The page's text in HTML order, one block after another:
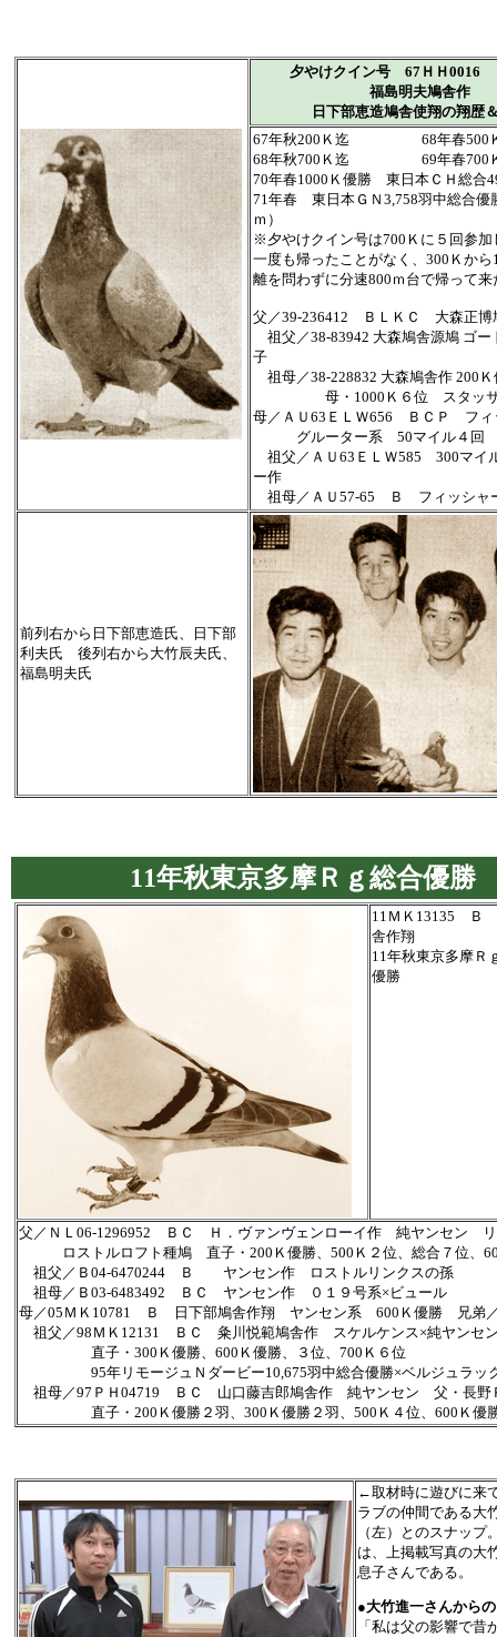
夕やけクイン号 67ＨＨ
福島明夫鳩舎作
日下部恵造鳩舎使翔の翔歴
67年秋200Ｋ迄 68年春500
68年秋700Ｋ迄 69年春700
70年春1000Ｋ優勝 東日本ＣＨ総合
71年春 東日本ＧＮ3,758羽中総合優
ｍ）
※夕やけクイン号は700Ｋに５回参加
一度も帰ったことがなく、300Ｋから
離を問わずに分速800ｍ台で帰って来
父／39-236412 ＢＬＫＣ 大森正博
祖父／38-83942 大森鳩舎源鳩 ゴー
子
祖母／38-228832 大森鳩舎作 200Ｋ
母・1000Ｋ６位 スタッサ
母／ＡＵ63ＥＬＷ656 ＢＣＰ フィ
グルーター系 50マイル４回
祖父／ＡＵ63ＥＬＷ585 300マイ
ー作
祖母／ＡＵ57-65 Ｂ フィッシャ
前列右から日下部恵造氏、日下部
利夫氏 後列右から大竹辰夫氏、
福島明夫氏
11年秋東京多摩Ｒｇ総合優勝
11ＭＫ13135 Ｂ
舎作翔
11年秋東京多摩Ｒ
優勝
父／ＮＬ06-1296952 ＢＣ Ｈ．ヴァンヴェンローイ作 純ヤンセン リ
ロストルロフト種鳩 直子・200Ｋ優勝、500Ｋ２位、総合７位、
祖父／Ｂ04-6470244 Ｂ ヤンセン作 ロストルリンクスの孫
祖母／Ｂ03-6483492 ＢＣ ヤンセン作 ０１９号系×ビュール
母／05ＭＫ10781 Ｂ 日下部鳩舎作翔 ヤンセン系 600Ｋ優勝 兄弟
祖父／98ＭＫ12131 ＢＣ 粂川悦範鳩舎作 スケルケンス×純ヤンセ
直子・300Ｋ優勝、600Ｋ優勝、３位、700Ｋ６位
95年リモージュＮダービー10,675羽中総合優勝×ベルジュラッ
祖母／97ＰＨ04719 ＢＣ 山口藤吉郎鳩舎作 純ヤンセン 父・長野
直子・200Ｋ優勝２羽、300Ｋ優勝２羽、500Ｋ４位、600Ｋ優
←取材時に遊びに来
ラブの仲間である大
（左）とのスナップ
は、上掲載写真の大
息子さんである。
●大竹進一さんから
「私は父の影響で昔